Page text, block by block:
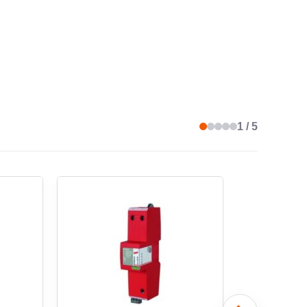
DE DÉCHARGE MAXIMAL (8/20)
DE RÉSEAU
1 / 5